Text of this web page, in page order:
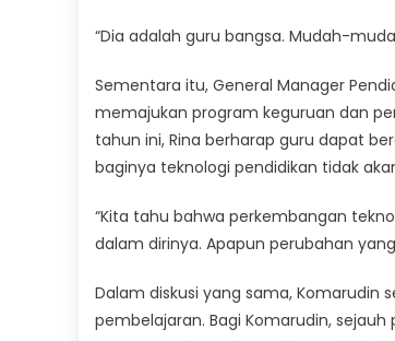
“Dia adalah guru bangsa. Mudah-
Sementara itu, General Manager
memajukan program keguruan dan
tahun ini, Rina berharap guru dapat
baginya teknologi pendidikan tidak
“Kita tahu bahwa perkembangan
dalam dirinya. Apapun perubahan
Dalam diskusi yang sama, Komarudin
pembelajaran. Bagi Komarudin,